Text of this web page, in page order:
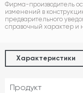
Фирма-производитель
изменений в
предварительного
справочный характер и
Характеристики
Продукт